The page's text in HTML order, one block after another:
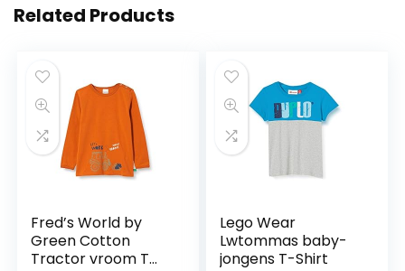
Related Products
Fred’s World by
Green Cotton
Tractor vroom T
Lego Wear
Lwtommas baby-
jongens T-Shirt